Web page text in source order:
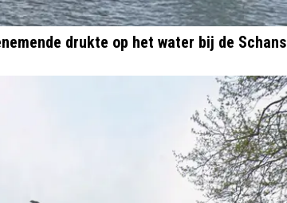
drukte op het water bij de Schans